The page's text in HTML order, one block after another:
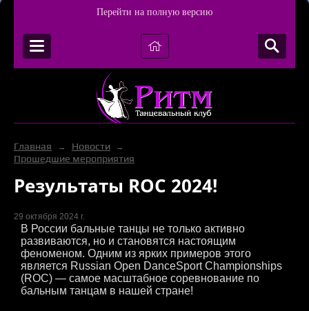
Перейти на полную версию
Главная → Новости →
Прошедшие мероприятия
Результаты ROC 2024!
29 октября 2024 г.
В России бальные танцы не только активно
развиваются, но и становятся настоящим
феноменом. Одним из ярких примеров этого
является Russian Open DanceSport Championships
(ROC) — самое масштабное соревнование по
бальным танцам в нашей стране!